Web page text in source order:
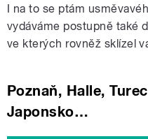
I na to se ptám
vydáváme postupně také
ve kterých rovněž sklízel
Poznaň, Halle,
Japonsko…